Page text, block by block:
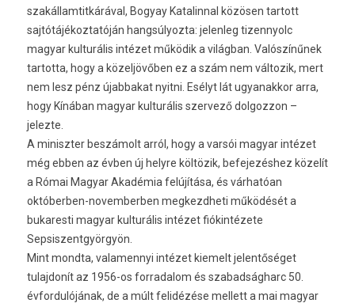
szakállamtitkárával, Bogyay Katalinnal közösen tartott
sajtótájékoztatóján hangsúlyozta: jelenleg tizennyolc
magyar kulturális intézet működik a világban. Valószínűnek
tartotta, hogy a közeljövőben ez a szám nem változik, mert
nem lesz pénz újabbakat nyitni. Esélyt lát ugyanakkor arra,
hogy Kínában magyar kulturális szervező dolgozzon –
jelezte.
A miniszter beszámolt arról, hogy a varsói magyar intézet
még ebben az évben új helyre költözik, befejezéshez közelít
a Római Magyar Akadémia felújítása, és várhatóan
októberben-novemberben megkezdheti működését a
bukaresti magyar kulturális intézet fiókintézete
Sepsiszentgyörgyön.
Mint mondta, valamennyi intézet kiemelt jelentőséget
tulajdonít az 1956-os forradalom és szabadságharc 50.
évfordulójának, de a múlt felidézése mellett a mai magyar